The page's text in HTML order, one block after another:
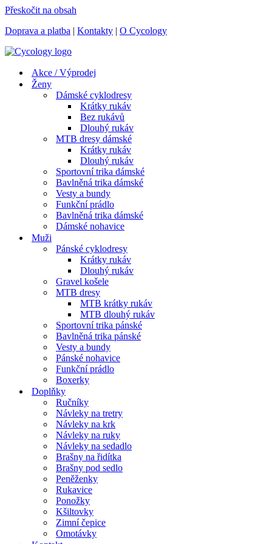
Přeskočit na obsah
Doprava a platba | Kontakty | O Cycology
Akce / Výprodej
Ženy
Dámské cyklodresy
Krátky rukáv
Bez rukávů
Dlouhý rukáv
MTB dresy dámské
Krátky rukáv
Dlouhý rukáv
Sportovní trika dámské
Bavlněná trika dámské
Vesty a bundy
Funkční prádlo
Bavlněná trika dámské
Dámské nohavice
Muži
Pánské cyklodresy
Krátky rukáv
Dlouhý rukáv
Gravel košele
MTB dresy
MTB krátky rukáv
MTB dlouhý rukáv
Sportovní trika pánské
Bavlněná trika pánské
Vesty a bundy
Pánské nohavice
Funkční prádlo
Boxerky
Doplňky
Ručníky
Návleky na tretry
Návleky na krk
Návleky na ruky
Návleky na sedadlo
Brašny na řidítka
Brašny pod sedlo
Peněženky
Rukavice
Ponožky
Kšiltovky
Zimní čepice
Omotávky